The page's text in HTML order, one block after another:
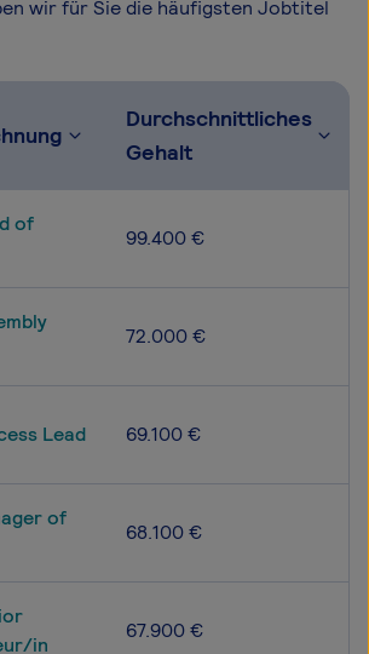
wir für Sie die häufigsten Jobtitel
Durchschnittliches
Gehalt
of
99.400 €
72.000 €
Lead 69.100 €
of
68.100 €
in
67.900 €